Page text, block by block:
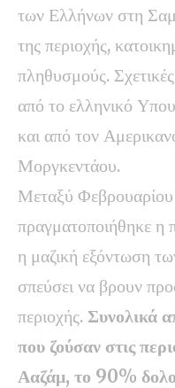
των Ελλήνων στη
της περιοχής,
πληθυσμούς.
από το ελληνικό
και από τον
Μοργκεντάου.
Μεταξύ
πραγματοποιήθηκε
η μαζική εξόντωση
σπεύσει να βρουν
περιοχής. Συνολικά
που ζούσαν στις
Ααζάμ, το 90%